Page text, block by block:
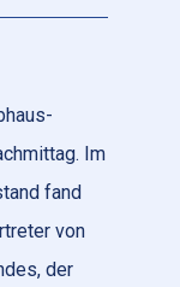
Im
fand
von
der